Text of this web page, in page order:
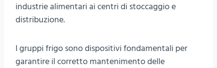
industrie alimentari ai centri di stoccaggio e
distribuzione.
I gruppi frigo sono dispositivi fondamentali per
garantire il corretto mantenimento delle